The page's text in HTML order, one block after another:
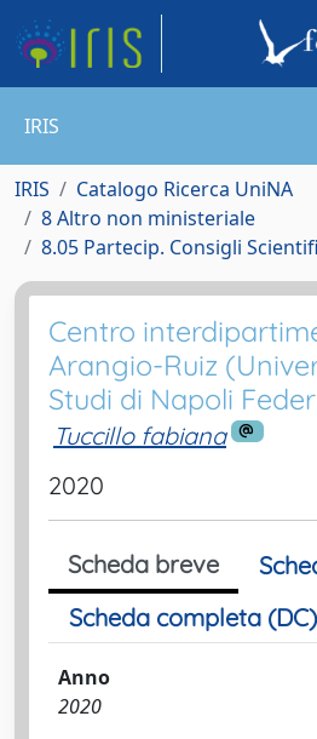
IRIS
IRIS
Catalogo Ricerca UniNA
8 Altro non ministeriale
8.05 Partecip. Consigli
Centro
Arangio-Ruiz
Studi di Napoli
Tuccillo fabiana
2020
Scheda breve
Scheda completa (DC)
Anno
2020